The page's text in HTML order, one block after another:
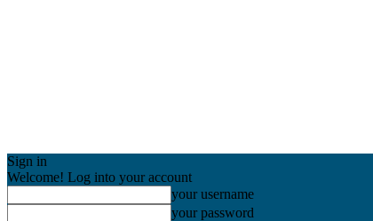
Sign in
Welcome! Log into your account
your username
your password